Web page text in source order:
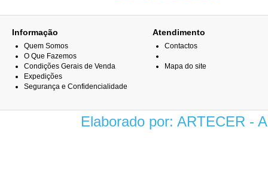
Informação
Quem Somos
O Que Fazemos
Condições Gerais de Venda
Expedições
Segurança e Confidencialidade
Atendimento
Contactos
Mapa do site
Elaborado por: ARTECER -